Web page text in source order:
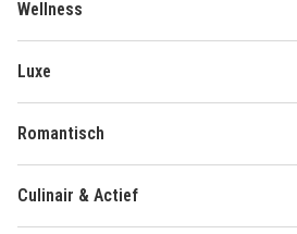
Wellness
Luxe
Romantisch
Culinair & Actief